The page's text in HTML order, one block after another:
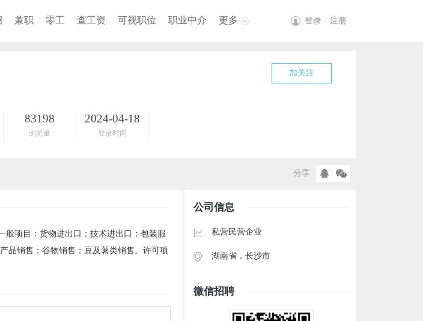
兼职 零工 查工资 可视职位 职业中介 更多 登录 / 注册
加关注
83198
浏览量
2024-04-18
登录时间
分享
般项目：货物进出口；技术进出口；包装服
品销售；谷物销售；豆及薯类销售。许可项
公司信息
私营民营企业
湖南省． 长沙市
微信招聘